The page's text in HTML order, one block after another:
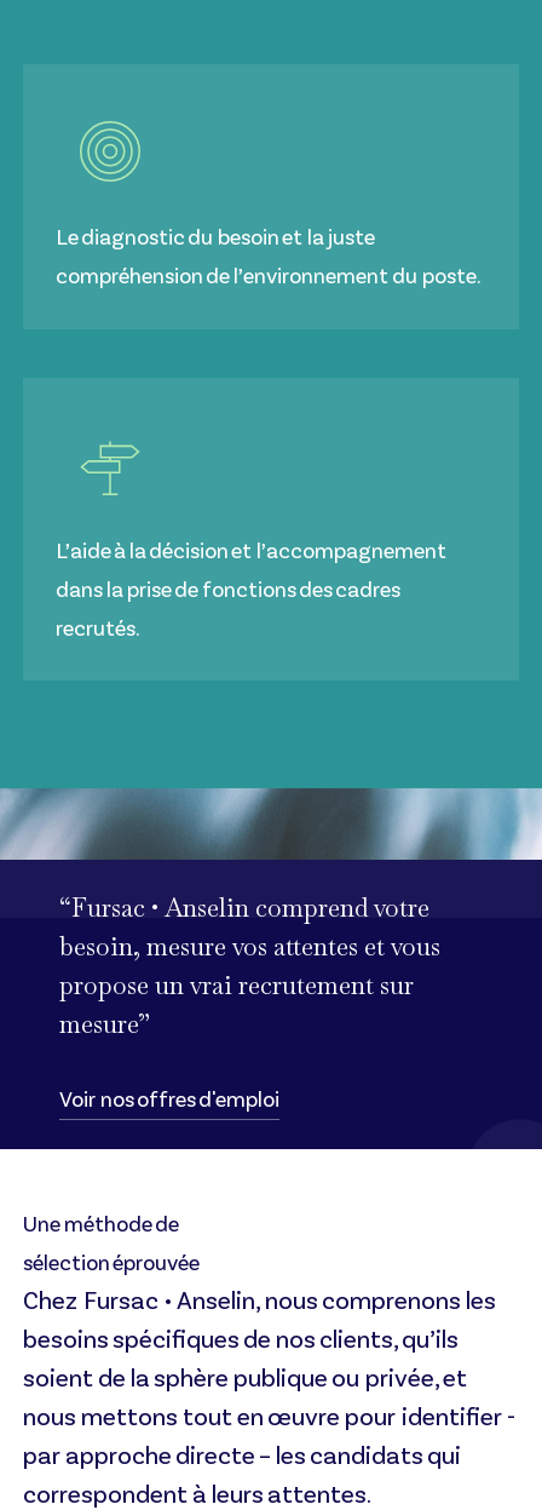
Le diagnostic du besoin et la juste
compréhension de l’environnement du poste.
L’aide à la décision et l’accompagnement
dans la prise de fonctions des cadres
recrutés.
“Fursac • Anselin comprend votre
besoin, mesure vos attentes et vous
propose un vrai recrutement sur
mesure”
Voir nos offres d'emploi
Une méthode de
sélection éprouvée
Chez Fursac • Anselin, nous comprenons les
besoins spécifiques de nos clients, qu’ils
soient de la sphère publique ou privée, et
nous mettons tout en œuvre pour identifier -
par approche directe – les candidats qui
correspondent à leurs attentes.